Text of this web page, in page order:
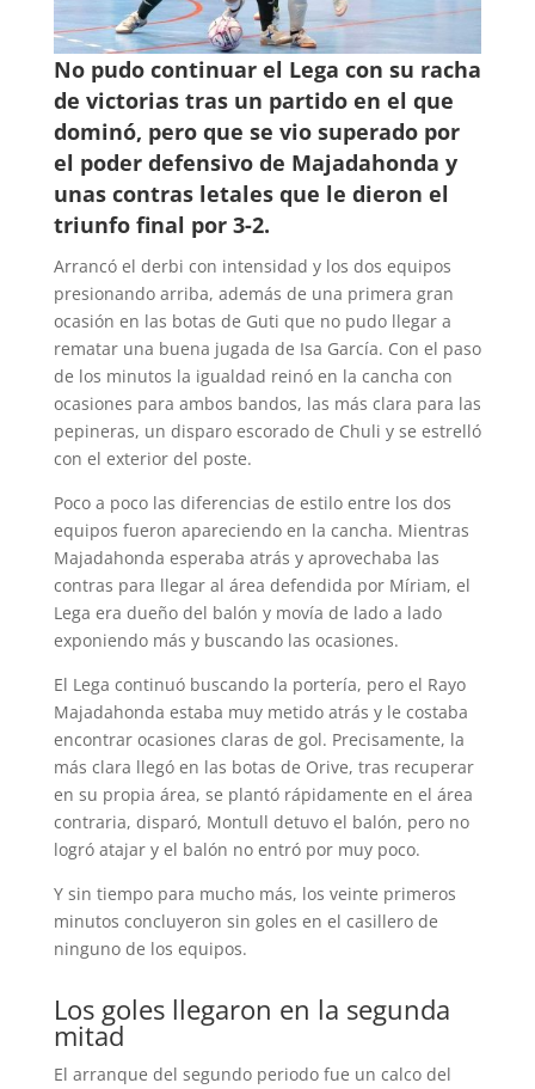
No pudo continuar el Lega con su racha
de victorias tras un partido en el que
dominó, pero que se vio superado por
el poder defensivo de Majadahonda y
unas contras letales que le dieron el
triunfo final por 3-2.
Arrancó el derbi con intensidad y los dos equipos
presionando arriba, además de una primera gran
ocasión en las botas de Guti que no pudo llegar a
rematar una buena jugada de Isa García. Con el paso
de los minutos la igualdad reinó en la cancha con
ocasiones para ambos bandos, las más clara para las
pepineras, un disparo escorado de Chuli y se estrelló
con el exterior del poste.
Poco a poco las diferencias de estilo entre los dos
equipos fueron apareciendo en la cancha. Mientras
Majadahonda esperaba atrás y aprovechaba las
contras para llegar al área defendida por Míriam, el
Lega era dueño del balón y movía de lado a lado
exponiendo más y buscando las ocasiones.
El Lega continuó buscando la portería, pero el Rayo
Majadahonda estaba muy metido atrás y le costaba
encontrar ocasiones claras de gol. Precisamente, la
más clara llegó en las botas de Orive, tras recuperar
en su propia área, se plantó rápidamente en el área
contraria, disparó, Montull detuvo el balón, pero no
logró atajar y el balón no entró por muy poco.
Y sin tiempo para mucho más, los veinte primeros
minutos concluyeron sin goles en el casillero de
ninguno de los equipos.
Los goles llegaron en la segunda
mitad
El arranque del segundo periodo fue un calco del